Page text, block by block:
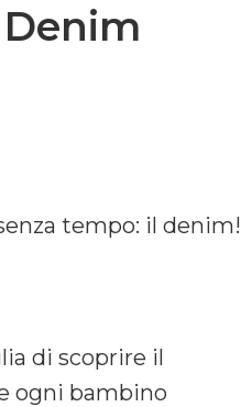
tempo: il denim!
di scoprire il
ogni bambino